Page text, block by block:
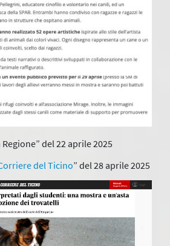
del 22 aprile 2025
del Ticino” del 28 aprile 2025